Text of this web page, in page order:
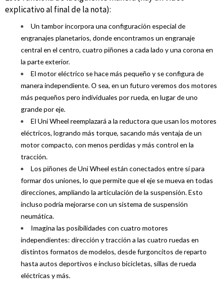
explicativo al final de la nota):
Un tambor incorpora una configuración especial de
engranajes planetarios, donde encontramos un engranaje
central en el centro, cuatro piñones a cada lado y una corona en
la parte exterior.
El motor eléctrico se hace más pequeño y se configura de
manera independiente. O sea, en un futuro veremos dos motores
más pequeños pero individuales por rueda, en lugar de uno
grande por eje.
El Uni Wheel reemplazará a la reductora que usan los motores
eléctricos, logrando más torque, sacando más ventaja de un
motor compacto, con menos perdidas y más control en la
tracción.
Los piñones de Uni Wheel están conectados entre sí para
formar dos uniones, lo que permite que el eje se mueva en todas
direcciones, ampliando la articulación de la suspensión. Esto
incluso podría mejorarse con un sistema de suspensión
neumática.
Imagina las posibilidades con cuatro motores
independientes: dirección y tracción a las cuatro ruedas en
distintos formatos de modelos, desde furgoncitos de reparto
hasta autos deportivos e incluso bicicletas, sillas de rueda
eléctricas y más.